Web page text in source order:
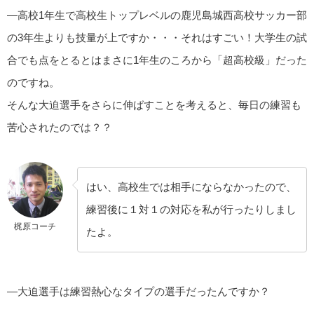
—高校1年生で高校生トップレベルの鹿児島城西高校サッカー部
の3年生よりも技量が上ですか・・・それはすごい！大学生の試
合でも点をとるとはまさに1年生のころから「超高校級」だった
のですね。
そんな大迫選手をさらに伸ばすことを考えると、毎日の練習も
苦心されたのでは？？
梶原コーチ
はい、高校生では相手にならなかったので、
練習後に１対１の対応を私が行ったりしまし
たよ。
—大迫選手は練習熱心なタイプの選手だったんですか？